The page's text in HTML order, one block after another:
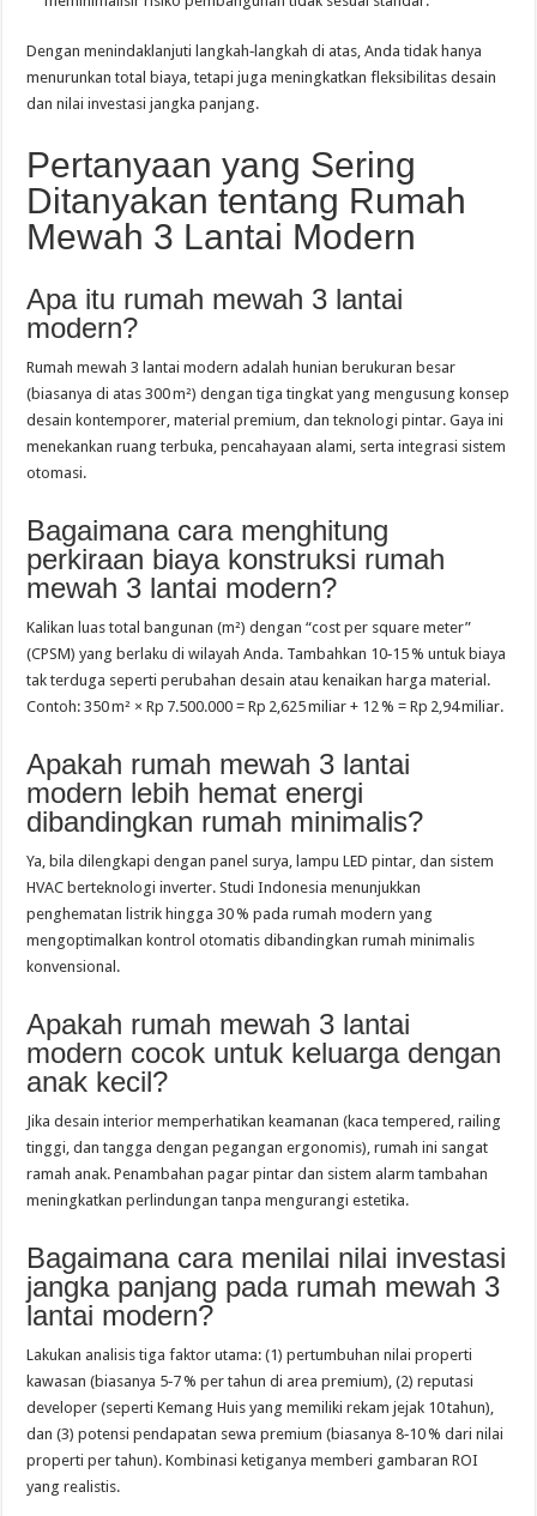
Dengan menindaklanjuti langkah‑langkah di atas, Anda tidak hanya
menurunkan total biaya, tetapi juga meningkatkan fleksibilitas desain
dan nilai investasi jangka panjang.
Pertanyaan yang Sering
Ditanyakan tentang Rumah
Mewah 3 Lantai Modern
Apa itu rumah mewah 3 lantai
modern?
Rumah mewah 3 lantai modern adalah hunian berukuran besar
(biasanya di atas 300 m²) dengan tiga tingkat yang mengusung konsep
desain kontemporer, material premium, dan teknologi pintar. Gaya ini
menekankan ruang terbuka, pencahayaan alami, serta integrasi sistem
otomasi.
Bagaimana cara menghitung
perkiraan biaya konstruksi rumah
mewah 3 lantai modern?
Kalikan luas total bangunan (m²) dengan “cost per square meter”
(CPSM) yang berlaku di wilayah Anda. Tambahkan 10‑15 % untuk biaya
tak terduga seperti perubahan desain atau kenaikan harga material.
Contoh: 350 m² × Rp 7.500.000 = Rp 2,625 miliar + 12 % = Rp 2,94 miliar.
Apakah rumah mewah 3 lantai
modern lebih hemat energi
dibandingkan rumah minimalis?
Ya, bila dilengkapi dengan panel surya, lampu LED pintar, dan sistem
HVAC berteknologi inverter. Studi Indonesia menunjukkan
penghematan listrik hingga 30 % pada rumah modern yang
mengoptimalkan kontrol otomatis dibandingkan rumah minimalis
konvensional.
Apakah rumah mewah 3 lantai
modern cocok untuk keluarga dengan
anak kecil?
Jika desain interior memperhatikan keamanan (kaca tempered, railing
tinggi, dan tangga dengan pegangan ergonomis), rumah ini sangat
ramah anak. Penambahan pagar pintar dan sistem alarm tambahan
meningkatkan perlindungan tanpa mengurangi estetika.
Bagaimana cara menilai nilai investasi
jangka panjang pada rumah mewah 3
lantai modern?
Lakukan analisis tiga faktor utama: (1) pertumbuhan nilai properti
kawasan (biasanya 5‑7 % per tahun di area premium), (2) reputasi
developer (seperti Kemang Huis yang memiliki rekam jejak 10 tahun),
dan (3) potensi pendapatan sewa premium (biasanya 8‑10 % dari nilai
properti per tahun). Kombinasi ketiganya memberi gambaran ROI
yang realistis.